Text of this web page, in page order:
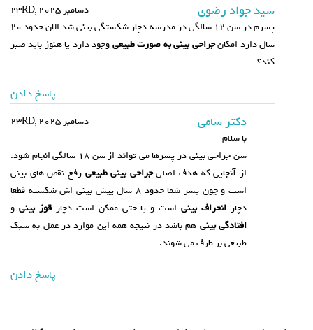
سید جواد رضوی
دسامبر 23RD, 2025
پسرم در سن ۱۲ سالگی در مدرسه دچار شکستگی بینی شد الان حدود ۲۰
سال دارد امکانجراحی بینی به صورت طبیعیوجود دارد یا هنوز باید صبر
کند؟
پاسخ دادن
دکتر سامی
دسامبر 23RD, 2025
با سلام
سن جراحی بینی در پسرها می تواند از سن ۱۸ سالگی انجام شود.
از آنجایی که هدف اصلیجراحی بینی طبیعی رفع نقص های بینی
است و چون پسر شما حدود ۸ سال پیش بینی اش شکسته قطعا
دچار انحراف بینیاست و یا حتی ممکن است دچارقوز بینی و
افتادگی بینی هم باشد در نتیجه همه این موارد در عمل به سبک
طبیعی بر طرف می شوند.
پاسخ دادن